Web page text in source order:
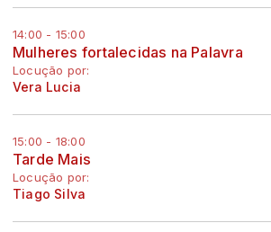
14:00 - 15:00
Mulheres fortalecidas na Palavra
Locução por:
Vera Lucia
15:00 - 18:00
Tarde Mais
Locução por:
Tiago Silva